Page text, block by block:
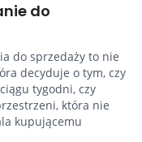
do
do sprzedaży to nie
decyduje o tym, czy
tygodni, czy
która nie
kupującemu